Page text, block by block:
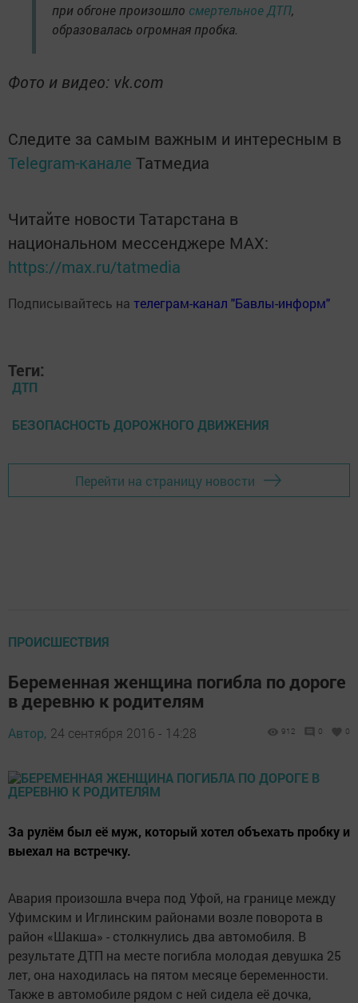
при обгоне произошло смертельное ДТП,
образовалась огромная пробка.
Фото и видео: vk.com
Следите за самым важным и интересным в
Telegram-канале Татмедиа
Читайте новости Татарстана в
национальном мессенджере MАХ:
https://max.ru/tatmedia
Подписывайтесь на телеграм-канал "Бавлы-информ"
Теги:
ДТП
БЕЗОПАСНОСТЬ ДОРОЖНОГО ДВИЖЕНИЯ
Перейти на страницу новости
ПРОИСШЕСТВИЯ
Беременная женщина погибла по дороге
в деревню к родителям
Автор, 24 сентября 2016 - 14:28 912 0 0
За рулём был её муж, который хотел объехать пробку и
выехал на встречку.
Авария произошла вчера под Уфой, на границе между
Уфимским и Иглинским районами возле поворота в
район «Шакша» - столкнулись два автомобиля. В
результате ДТП на месте погибла молодая девушка 25
лет, она находилась на пятом месяце беременности.
Также в автомобиле рядом с ней сидела её дочка,